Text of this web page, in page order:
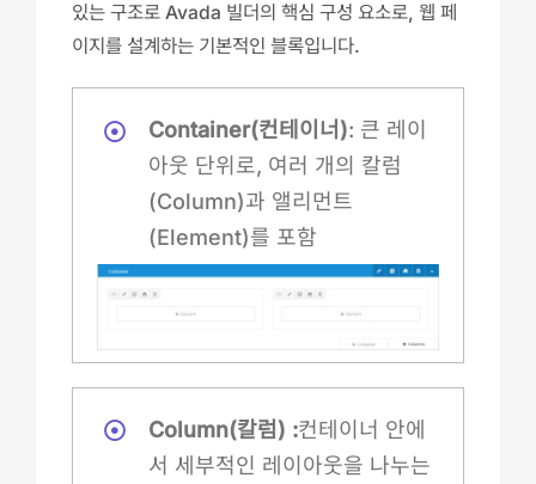
있는 구조로 Avada 빌더의 핵심 구성 요소로, 웹 페
이지를 설계하는 기본적인 블록입니다.
Container(컨테이너): 큰 레이
아웃 단위로, 여러 개의 칼럼
(Column)과 앨리먼트
(Element)를 포함
Column(칼럼) :컨테이너 안에
서 세부적인 레이아웃을 나누는